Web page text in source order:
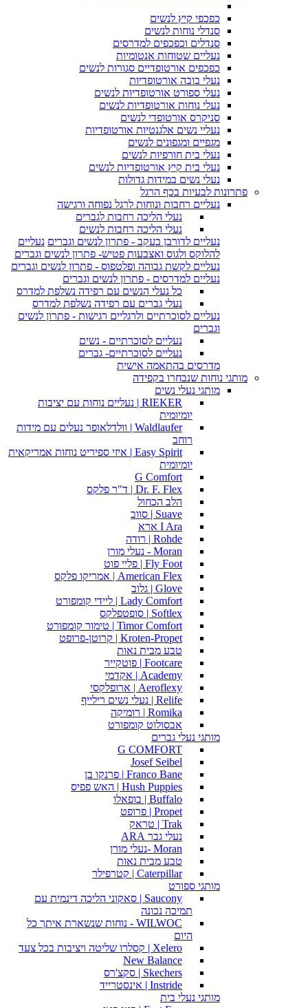
כפכפי קיץ לנשים
סנדלי נוחות לנשים
סנדלים וכפכפים למדרסים
נעליים שטוחות אנטומיות
כפכפים אורטופדיים סגורות לנשים
נעלי בובה אורטופדיות
נעלי ספורט אורטופדיות לנשים
נעלי נוחות אורטופדיות לנשים
סניקרס אורטופדי לנשים
נעליי נשים אלגנטיות אורטופדיות
מגפיים ומגפונים לנשים
נעלי בית חורפיות לנשים
נעלי בית קיץ אורטופדיות לנשים
נעלי נשים במידות גדולות
פתרונות לבעיות בכף הרגל
נעליים רחבות ונוחות לרגל נפוחה ורגישה
נעלי הליכה רחבות לגברים
נעלי הליכה רחבות לנשים
נעליים לדורבן בעקב - פתרון לנשים וגברים נעליים
להלוקס ולגוס ואצבעות פטיש- פתרון לנשים וגברים
נעליים לקשת גבוהה ופלטפוס - פתרון לנשים וגברים
נעליים למדרסים - פתרון לנשים וגברים
כל נעלי הנשים עם רפידה נשלפת למדרס
נעלי גברים עם רפידה נשלפת למדרס
נעליים לסוכרתיים ולרגליים רגישות - פתרון לנשים
וגברים
נעליים לסוכרתיים - נשים
נעליים לסוכרתיים- גברים
מדרסים בהתאמה אישית
מותגי נוחות שנבחרו בקפידה
מותגי נעלי נשים
RIEKER | נעליים נוחות עם יציבות
יומיומית
Waldlaufer | וולדלאופר נעלים עם מידות
רוחב
Easy Spirit | איזי ספיריט נוחות אמריקאית
יומיומית
G Comfort
Dr. F. Flex | ד"ר פלקס
הלב הכחול
Suave | סווב
I Ara ארא
Rohde | רודה
Moran - נעלי מורן
Fly Foot | פליי פוט
American Flex | אמריקו פלקס
Glove | גלוב
Lady Comfort | ליידי קומפורט
Softlex | סופטפלקס
Timor Comfort | טימור קומפורט
Kroten-Propet | קרוטן-פרופט
טבע מבית נאות
Footcare | פוטקייר
Academy | אקדמי
Aeroflexy | ארופלקסי
Relife | נעלי נשים רילייף
Romika | רומיקה
אבסולוט קומפורט
מותגי נעלי גברים
G COMFORT
Josef Seibel
Franco Bane | פרנקו בן
Hush Puppies | האש פפיס
Buffalo | בופאלו
Propet | פרופט
Trak | טראק
נעלי גבר ARA
Moran -נעלי מורן
טבע מבית נאות
Caterpillar | קטרפילר
מותגי ספורט
Saucony | סאקוני הליכה דינמית עם
תמיכה נכונה
WILWOC - נוחות שנשארת איתך כל
היום
Xelero | קסלרו שליטה ויציבות בכל צעד
New Balance
Skechers | סקצ'רס
Instride | אינסטרייד
מותגי נעלי בית